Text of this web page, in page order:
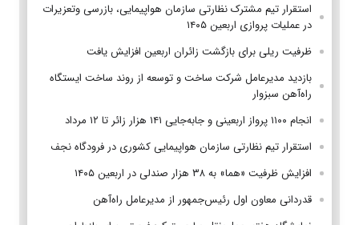
استقرار تیم مشترک نظارتی سازمان هواپیمایی، بازرسی وتعزیرات
در عملیات پروازی اربعین ۱۴۰۵
ظرفیت ریلی برای بازگشت زائران اربعین افزایش یافت
بازدید مدیرعامل شرکت ساخت و توسعه از روند ساخت ایستگاه
راه‌آهن سبزوار
انجام ۱۱۰۰ پرواز اربعینی و جابه‌جایی ۱۴۱ هزار زائر تا ۱۲ مرداد
استقرار تیم‌ نظارتی سازمان هواپیمایی کشوری در فرودگاه نجف
افزایش ظرفیت «هما» به ۳۸ هزار صندلی در اربعین ۱۴۰۵
قدردانی معاون اول رئیس‌جمهور از مدیرعامل راه‌آهن